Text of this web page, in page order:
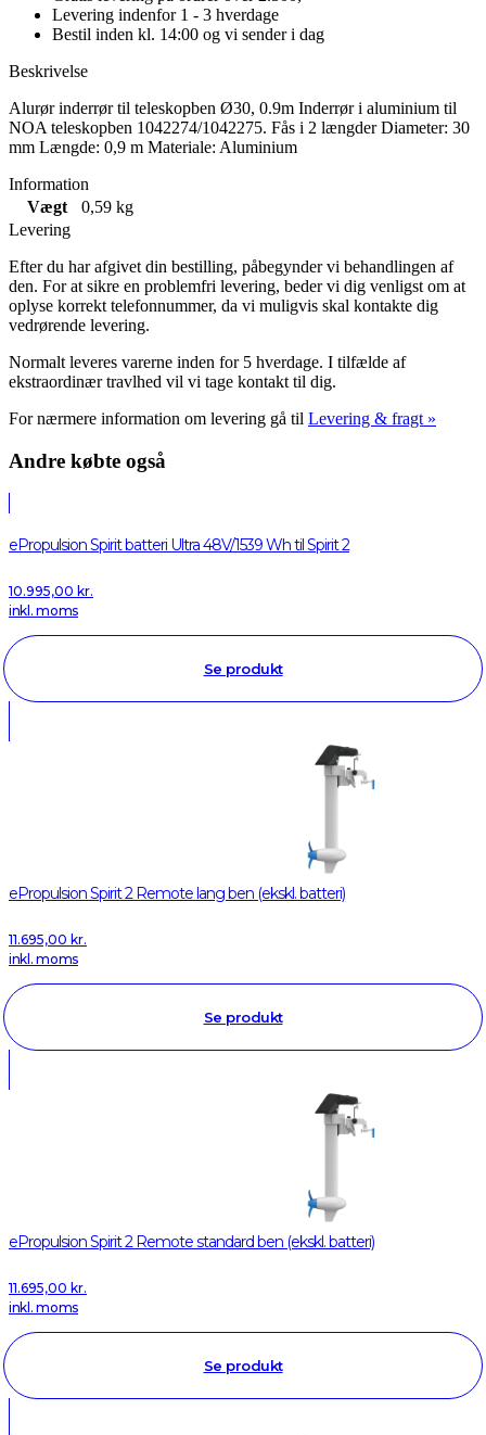
Levering indenfor 1 - 3 hverdage
Bestil inden kl. 14:00 og vi sender i dag
Beskrivelse
Alurør inderrør til teleskopben Ø30, 0.9m Inderrør i aluminium til
NOA teleskopben 1042274/1042275. Fås i 2 længder Diameter: 30
mm Længde: 0,9 m Materiale: Aluminium
Information
Vægt
0,59 kg
Levering
Efter du har afgivet din bestilling, påbegynder vi behandlingen af
den. For at sikre en problemfri levering, beder vi dig venligst om at
oplyse korrekt telefonnummer, da vi muligvis skal kontakte dig
vedrørende levering.
Normalt leveres varerne inden for 5 hverdage. I tilfælde af
ekstraordinær travlhed vil vi tage kontakt til dig.
For nærmere information om levering gå til Levering & fragt »
Andre købte også
ePropulsion Spirit batteri Ultra 48V/1539 Wh til Spirit 2
10.995,00 kr.
inkl. moms
Se produkt
ePropulsion Spirit 2 Remote lang ben (ekskl. batteri)
11.695,00 kr.
inkl. moms
Se produkt
ePropulsion Spirit 2 Remote standard ben (ekskl. batteri)
11.695,00 kr.
inkl. moms
Se produkt